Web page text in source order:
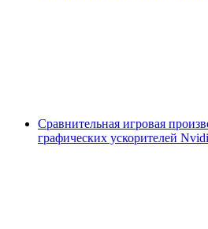
Сравнительная игровая
графических ускорителей